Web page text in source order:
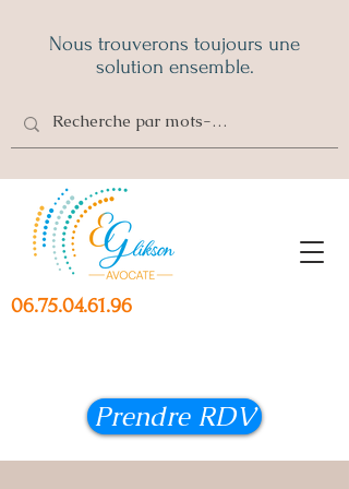
06.75.04.61.96
Nous trouverons toujours une
solution ensemble.
Prendre RDV